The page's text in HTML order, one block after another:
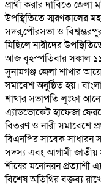
প্রার্থী করার দাবিতে
উপস্থিতিতে স্মরণকালের
সদর,পৌরসভা ও
মিছিলে নারীদের
আজ বৃহস্পতিবার সকাল
সুনামগঞ্জ জেলা শাখার
সমাবেশ অনুষ্ঠিত হয়।
শাখার সভাপতি লুঃফা
এ্যাডভোকেট হাফেজা
বিতরণ ও নারী সমাবেশে
বিএনপির সাবেক
সদস্য এবং আগামী জাতীয়
শীষের মনোনয়ন
বিশেষ অতিথির বক্তব্য